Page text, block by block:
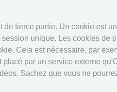
tierce partie. Un cookie est
unique. Les cookies de
Cela est nécessaire, par
par un service externe
Sachez que vous ne